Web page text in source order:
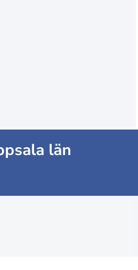
län